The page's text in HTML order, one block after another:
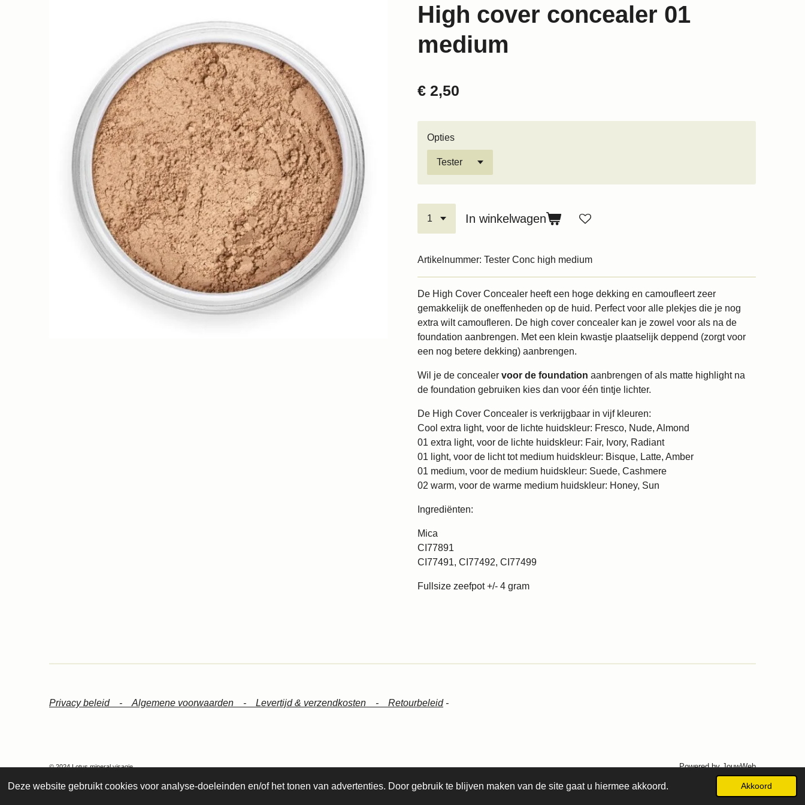
Deze website gebruikt cookies voor analyse-doeleinden en/of het tonen van advertenties. Door gebruik te blijven maken van de site gaat u hiermee akkoord. Akkoord
High cover concealer 01
medium
€ 2,50
Opties
In winkelwagen
Artikelnummer: Tester Conc high medium
De High Cover Concealer heeft een hoge dekking en camoufleert zeer
gemakkelijk de oneffenheden op de huid. Perfect voor alle plekjes die je nog
extra wilt camoufleren. De high cover concealer kan je zowel voor als na de
foundation aanbrengen. Met een klein kwastje plaatselijk deppend (zorgt voor
een nog betere dekking) aanbrengen.
Wil je de concealer voor de foundation aanbrengen of als matte highlight na
de foundation gebruiken kies dan voor één tintje lichter.
De High Cover Concealer is verkrijgbaar in vijf kleuren:
Cool extra light, voor de lichte huidskleur: Fresco, Nude, Almond
01 extra light, voor de lichte huidskleur: Fair, Ivory, Radiant
01 light, voor de licht tot medium huidskleur: Bisque, Latte, Amber
01 medium, voor de medium huidskleur: Suede, Cashmere
02 warm, voor de warme medium huidskleur: Honey, Sun
Ingrediënten:
Mica
CI77891
CI77491, CI77492, CI77499
Fullsize zeefpot +/- 4 gram
Privacy beleid - Algemene voorwaarden - Levertijd & verzendkosten - Retourbeleid-
© 2024 Lotus mineral visagie Powered byJouwWeb